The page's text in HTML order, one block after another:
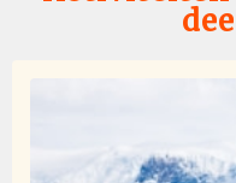
feels unreal when you
expeditionteam and